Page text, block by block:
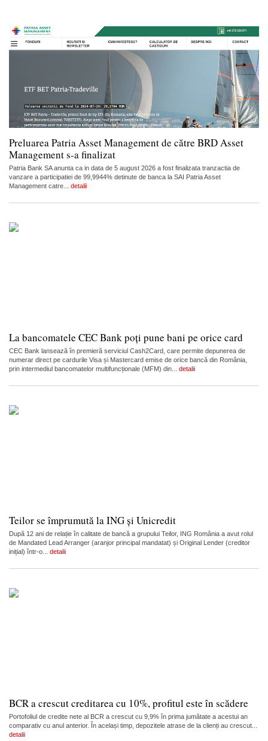
Preluarea Patria Asset Management de către BRD Asset
Management s-a finalizat
Patria Bank SA anunta ca in data de 5 august 2026 a fost finalizata tranzactia de
vanzare a participatiei de 99,9944% detinute de banca la SAI Patria Asset
Management catre... detalii
La bancomatele CEC Bank poți pune bani pe orice card
CEC Bank lansează în premieră serviciul Cash2Card, care permite depunerea de
numerar direct pe cardurile Visa și Mastercard emise de orice bancă din România,
prin intermediul bancomatelor multifuncționale (MFM) din... detalii
Teilor se împrumută la ING și Unicredit
După 12 ani de relație în calitate de bancă a grupului Teilor, ING România a avut rolul
de Mandated Lead Arranger (aranjor principal mandatat) și Original Lender (creditor
inițial) într-o... detalii
BCR a crescut creditarea cu 10%, profitul este în scădere
Portofoliul de credite nete al BCR a crescut cu 9,9% în prima jumătate a acestui an
comparativ cu anul anterior. În același timp, depozitele atrase de la clienți au crescut...
detalii